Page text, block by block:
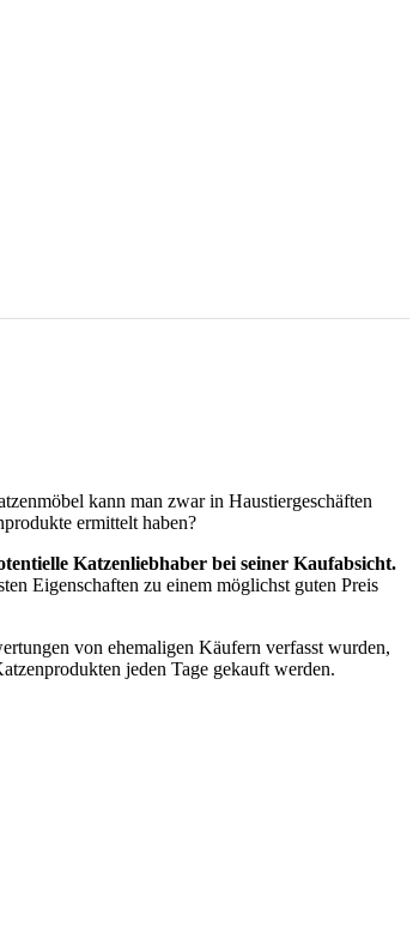
kann man zwar in Haustiergeschäften
ermittelt haben?
Katzenliebhaber bei seiner Kaufabsicht.
Eigenschaften zu einem möglichst guten Preis
von ehemaligen Käufern verfasst wurden,
jeden Tage gekauft werden.